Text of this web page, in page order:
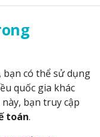
có thể sử dụng
quốc gia khác
bạn truy cập
toán.